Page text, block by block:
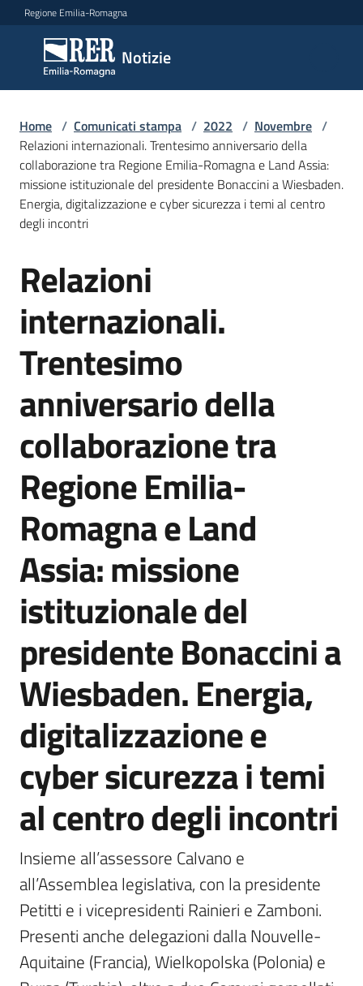
Vai al contenuto
Vai alla navigazione
Vai al footer
Regione Emilia-Romagna
Notizie
Notizie
Comunicati
stampa
Menu selezionato
Cerca
un
comunicato
Risorse
Agenzia
di
informazione
comunicazione
Seguici
su
Home / Comunicati stampa / 2022 / Novembre /
Relazioni internazionali. Trentesimo anniversario della
collaborazione tra Regione Emilia-Romagna e Land Assia:
missione istituzionale del presidente Bonaccini a Wiesbaden.
Energia, digitalizzazione e cyber sicurezza i temi al centro
degli incontri
Salta al contenuto
Relazioni
internazionali.
Trentesimo
anniversario della
collaborazione tra
Regione Emilia-
Romagna e Land
Assia: missione
istituzionale del
presidente Bonaccini a
Wiesbaden. Energia,
digitalizzazione e
cyber sicurezza i temi
al centro degli incontri
Insieme all’assessore Calvano e
all’Assemblea legislativa, con la presidente
Petitti e i vicepresidenti Rainieri e Zamboni.
Presenti anche delegazioni dalla Nouvelle-
Aquitaine (Francia), Wielkopolska (Polonia) e